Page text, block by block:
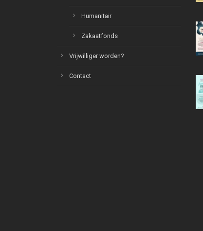
Humanitair
Zakaatfonds
Vrijwilliger worden?
Contact